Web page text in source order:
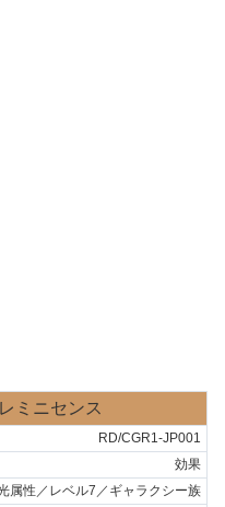
ミニセンス
RD/CGR1-JP001
効果
属性／レベル7／ギャラクシー族